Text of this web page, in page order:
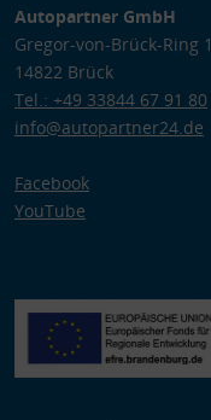
Autopartner GmbH
Gregor-von-Brück-Ring 1
14822 Brück
Tel.: +49 33844 67 91 80
info@autopartner24.de
Facebook
YouTube